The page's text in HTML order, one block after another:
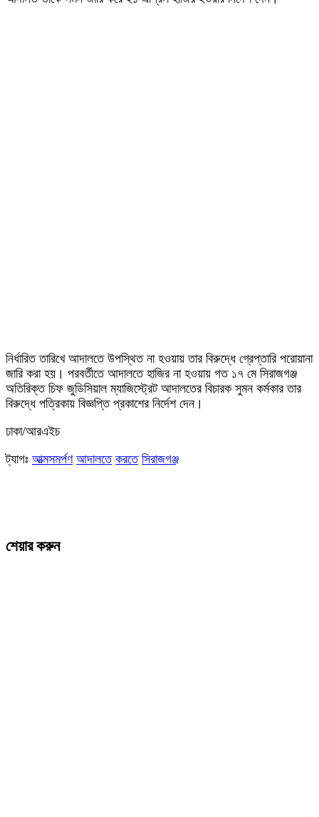
নির্ধারিত তারিখে আদালতে উপস্থিত না হওয়ায় তার বিরুদ্ধে গ্রেপ্তারি পরোয়ানা
জারি করা হয়। পরবর্তীতে আদালতে হাজির না হওয়ায় গত ১৭ মে সিরাজগঞ্জ
অতিরিক্ত চিফ জুডিসিয়াল ম্যাজিস্ট্রেট আদালতের বিচারক সুমন কর্মকার তার
বিরুদ্ধে পত্রিকায় বিজ্ঞপ্তি প্রকাশের নির্দেশ দেন।
ঢাকা/আরএইচ
ট্যাগঃ আত্মসমর্পণ আদালতে করতে সিরাজগঞ্জ
শেয়ার করুন